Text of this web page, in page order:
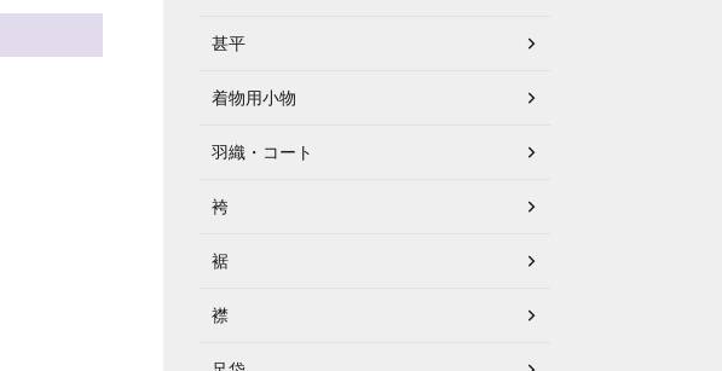
甚平
着物用小物
羽織・コート
袴
裾
襟